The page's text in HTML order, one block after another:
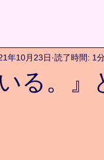
る。』
年10月23日 読了時間: 1
価されています。